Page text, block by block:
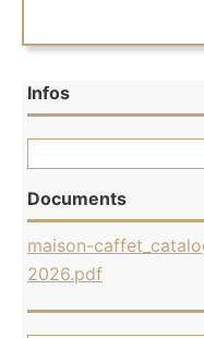
Infos
Documents
maison-
2026.pdf